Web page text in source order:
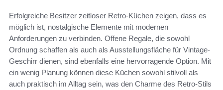
Erfolgreiche Besitzer zeitloser Retro-Küchen zeigen, dass es
möglich ist, nostalgische Elemente mit modernen
Anforderungen zu verbinden. Offene Regale, die sowohl
Ordnung schaffen als auch als Ausstellungsfläche für Vintage-
Geschirr dienen, sind ebenfalls eine hervorragende Option. Mit
ein wenig Planung können diese Küchen sowohl stilvoll als
auch praktisch im Alltag sein, was den Charme des Retro-Stils